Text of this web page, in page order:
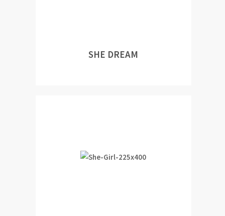
SHE DREAM